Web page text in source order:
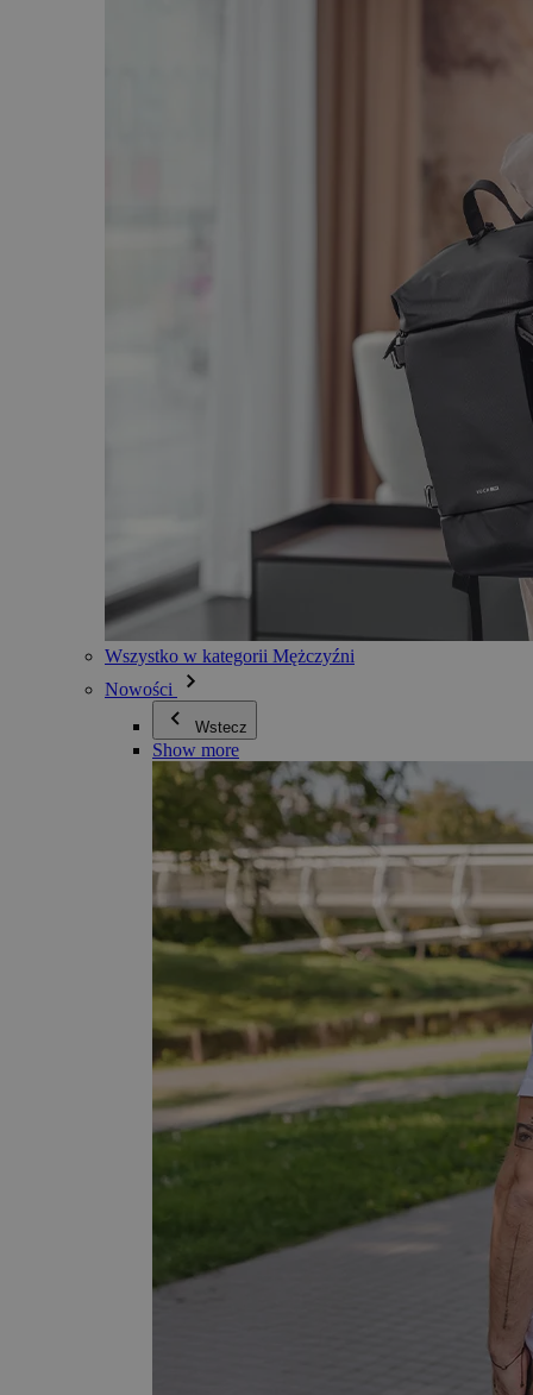
Wszystko w kategorii Mężczyźni
Nowości
Wstecz
Show more